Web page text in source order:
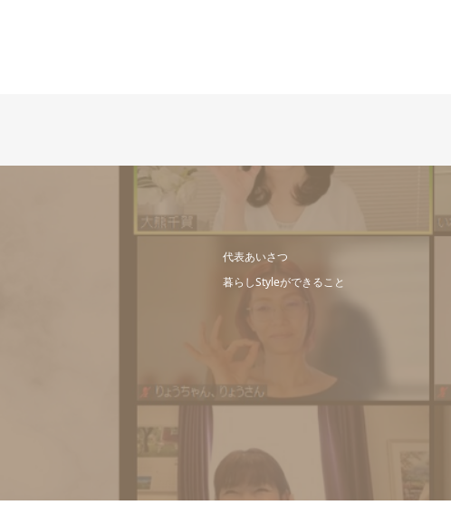
代表あいさつ
暮らしStyleができること